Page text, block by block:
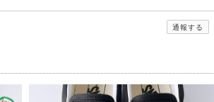
通報する